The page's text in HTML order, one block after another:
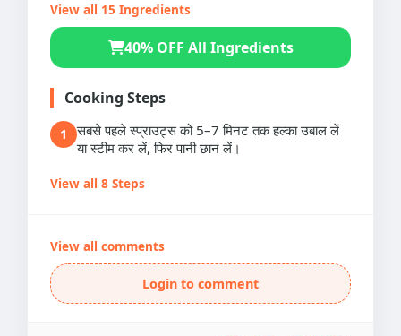
View all 15 Ingredients
40% OFF All Ingredients
Cooking Steps
1
सबसे पहले स्प्राउट्स को 5–7 मिनट तक हल्का उबाल लें
या स्टीम कर लें, फिर पानी छान लें।
View all 8 Steps
View all comments
Login to comment